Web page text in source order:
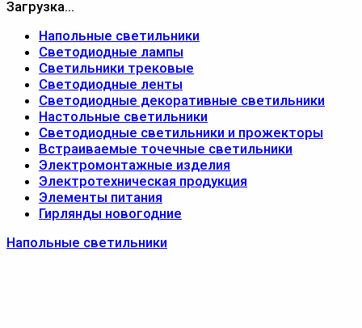
Загрузка...
Напольные светильники
Светодиодные лампы
Светильники трековые
Светодиодные ленты
Светодиодные декоративные светильники
Настольные светильники
Светодиодные светильники и прожекторы
Встраиваемые точечные светильники
Электромонтажные изделия
Электротехническая продукция
Элементы питания
Гирлянды новогодние
Напольные светильники